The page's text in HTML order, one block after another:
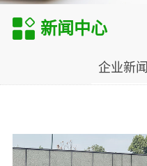
新闻中心
企业新闻